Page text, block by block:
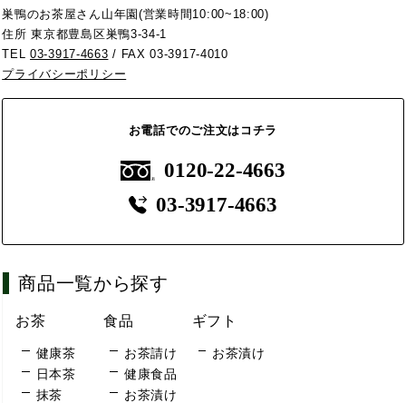
巣鴨のお茶屋さん山年園(営業時間10:00~18:00)
住所 東京都豊島区巣鴨3-34-1
TEL03-3917-4663 / FAX 03-3917-4010
プライバシーポリシー
お電話でのご注文はコチラ
0120-22-4663
03-3917-4663
商品一覧から探す
お茶
健康茶
日本茶
抹茶
食品
お茶請け
健康食品
お茶漬け
ギフト
お茶漬け